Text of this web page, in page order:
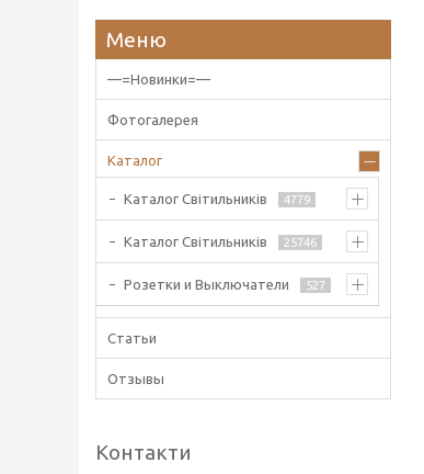
—=Новинки=—
Фотогалерея
Каталог
Каталог Світильників 4779
Каталог Світильників 25746
Розетки и Выключатели 527
Статьи
Отзывы
Контакти